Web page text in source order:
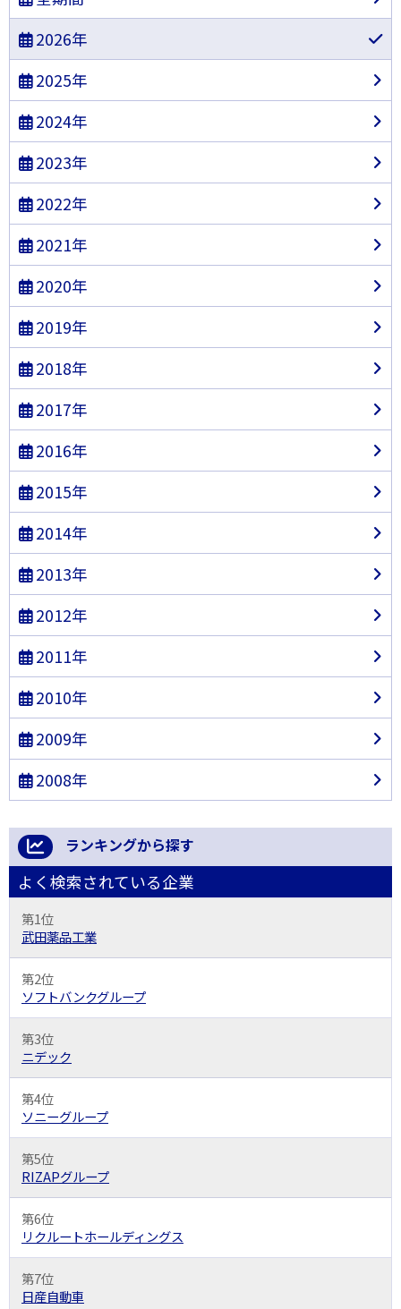
2026年
2025年
2024年
2023年
2022年
2021年
2020年
2019年
2018年
2017年
2016年
2015年
2014年
2013年
2012年
2011年
2010年
2009年
2008年
ランキングから探す
よく検索されている企業
第1位
武田薬品工業
第2位
ソフトバンクグループ
第3位
ニデック
第4位
ソニーグループ
第5位
RIZAPグループ
第6位
リクルートホールディングス
第7位
日産自動車